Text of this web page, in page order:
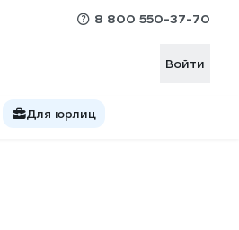
8 800 550-37-70
Войти
Для юрлиц